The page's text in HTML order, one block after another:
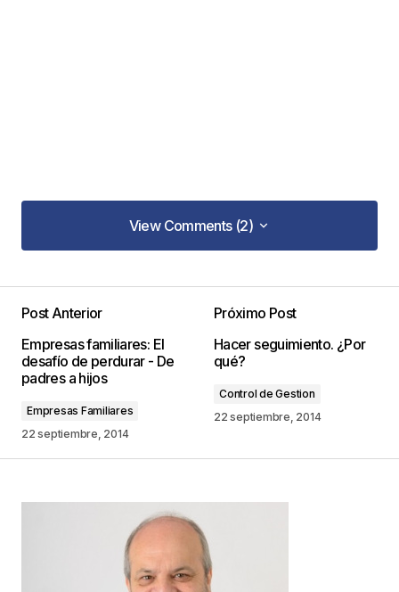
View Comments (2)
View Comments (2)
publicada. Los campos obligatorios están
marcados con*
Comentario*
*
Post Anterior
Empresas familiares: El
desafío de perdurar - De
padres a hijos
Empresas Familiares
22 septiembre, 2014
Próximo Post
Hacer seguimiento. ¿Por
qué?
Control de Gestion
22 septiembre, 2014